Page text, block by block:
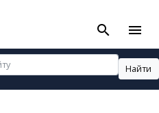
search menu
Найти